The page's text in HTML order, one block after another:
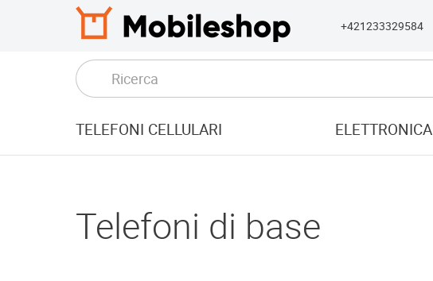
+421233329584
TELEFONI CELLULARI ELETTRONICA
Telefoni di base